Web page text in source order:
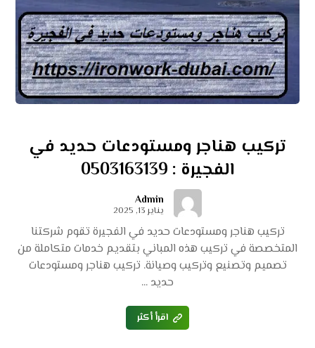
تركيب هناجر ومستودعات حديد في
الفجيرة : 0503163139
Admin
يناير 13, 2025
تركيب هناجر ومستودعات حديد في الفجيرة تقوم شركتنا
المتخصصة في تركيب هذه المباني بتقديم خدمات متكاملة من
تصميم وتصنيع وتركيب وصيانة. تركيب هناجر ومستودعات
حديد ...
اقرأ أكثر